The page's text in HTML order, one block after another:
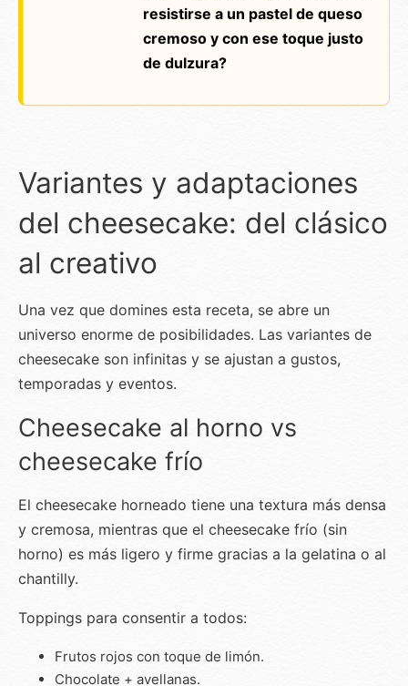
resistirse a un pastel de queso
cremoso y con ese toque justo
de dulzura?
Variantes y adaptaciones
del cheesecake: del clásico
al creativo
Una vez que domines esta receta, se abre un
universo enorme de posibilidades. Las variantes de
cheesecake son infinitas y se ajustan a gustos,
temporadas y eventos.
Cheesecake al horno vs
cheesecake frío
El cheesecake horneado tiene una textura más densa
y cremosa, mientras que el cheesecake frío (sin
horno) es más ligero y firme gracias a la gelatina o al
chantilly.
Toppings para consentir a todos:
Frutos rojos con toque de limón.
Chocolate + avellanas.